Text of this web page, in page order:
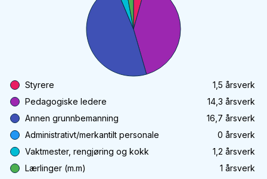
Styrere 1,5 årsverk
Pedagogiske ledere
14,3 årsverk
Annen grunnbemanning
16,7 årsverk
Administrativt/merkantilt personale
0 årsverk
Vaktmester, rengjøring og kokk
1,2 årsverk
Lærlinger (m.m)
1 årsverk